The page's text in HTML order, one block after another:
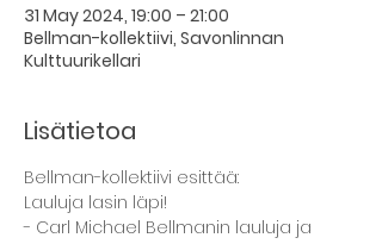
31 May 2024, 19:00 – 21:00
Bellman-kollektiivi, Savonlinnan
Kulttuurikellari
Lisätietoa
Bellman-kollektiivi esittää:
Lauluja lasin läpi!
- Carl Michael Bellmanin lauluja ja